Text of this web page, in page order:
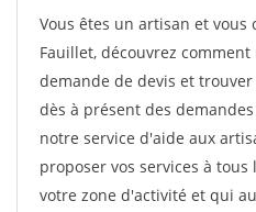
Vous êtes un artisan et vous
Fauillet, découvrez
demande de devis et trouver
dès à présent des
notre service d'aide aux
proposer vos services à
votre zone d'activité et qui